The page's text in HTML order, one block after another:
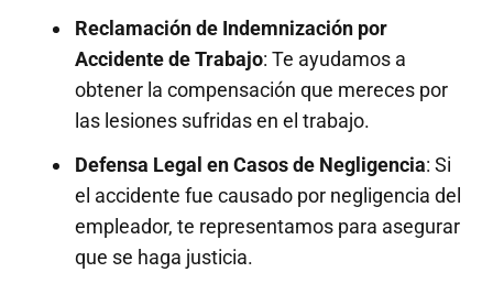
Reclamación de Indemnización por
Accidente de Trabajo: Te ayudamos a
obtener la compensación que mereces por
las lesiones sufridas en el trabajo.
Defensa Legal en Casos de Negligencia: Si
el accidente fue causado por negligencia del
empleador, te representamos para asegurar
que se haga justicia.